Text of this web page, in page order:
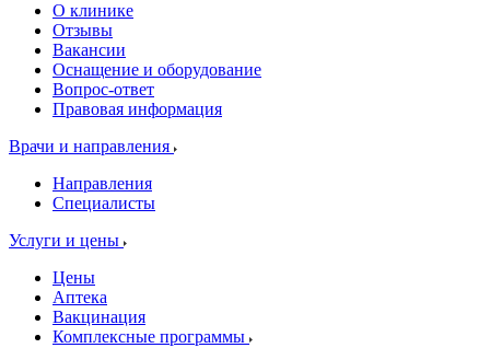
О клинике
Отзывы
Вакансии
Оснащение и оборудование
Вопрос-ответ
Правовая информация
Врачи и направления
Направления
Специалисты
Услуги и цены
Цены
Аптека
Вакцинация
Комплексные программы